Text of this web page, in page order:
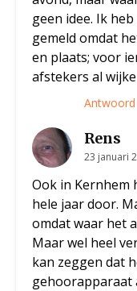
geen idee. Ik
gemeld omdat
en plaats; voor
afstekers al
Antwoord
Rens
23 januari
Ook in Kernhem
hele jaar door.
omdat waar het
Maar wel heel
kan zeggen dat
gehoorapparaat